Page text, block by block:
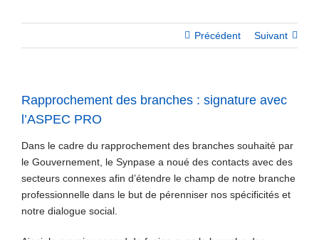
Précédent Suivant
Rapprochement des branches : signature avec
l’ASPEC PRO
Dans le cadre du rapprochement des branches souhaité par
le Gouvernement, le Synpase a noué des contacts avec des
secteurs connexes afin d’étendre le champ de notre branche
professionnelle dans le but de pérenniser nos spécificités et
notre dialogue social.